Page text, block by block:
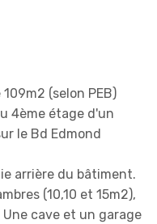
(selon PEB)
4ème étage d'un
le Bd Edmond
arrière du bâtiment.
(10,10 et 15m2),
cave et un garage